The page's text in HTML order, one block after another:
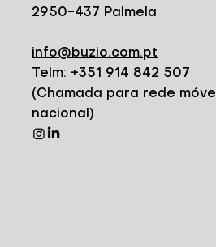
2950-437 Palmela
info@buzio.com.pt
Telm: +351 914 842 507
(Chamada para rede móvel
nacional)